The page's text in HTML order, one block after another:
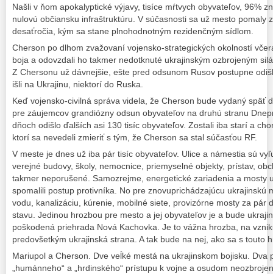
Našli v ňom apokalyptické výjavy, tisíce mŕtvych obyvateľov, 96%
nulovú občiansku infraštruktúru. V súčasnosti sa už mesto pomaly
desaťročia, kým sa stane plnohodnotným rezidenčným sídlom.
Cherson po dlhom zvažovaní vojensko-strategických okolností
boja a odovzdali ho takmer nedotknuté ukrajinským ozbrojeným
Z Chersonu už dávnejšie, ešte pred odsunom Rusov postupne
išli na Ukrajinu, niektorí do Ruska.
Keď vojensko-civilná správa videla, že Cherson bude vydaný späť
pre záujemcov grandiózny odsun obyvateľov na druhú stranu
dňoch odišlo ďalších asi 130 tisíc obyvateľov. Zostali iba starí a
ktorí sa nevedeli zmieriť s tým, že Cherson sa stal súčasťou RF.
V meste je dnes už iba pár tisíc obyvateľov. Ulice a námestia sú
verejné budovy, školy, nemocnice, priemyselné objekty, prístav,
takmer neporušené. Samozrejme, energetické zariadenia a mosty
spomalili postup protivníka. No pre znovuprichádzajúcu ukrajinskú
vodu, kanalizáciu, kúrenie, mobilné siete, provizórne mosty za pár
stavu. Jedinou hrozbou pre mesto a jej obyvateľov je a bude
poškodená priehrada Nová Kachovka. Je to vážna hrozba, na
predovšetkým ukrajinská strana. A tak bude na nej, ako sa s touto
Mariupol a Cherson. Dve veĺké mestá na ukrajinskom bojisku. Dva
„humánneho“ a „hrdinského“ prístupu k vojne a osudom